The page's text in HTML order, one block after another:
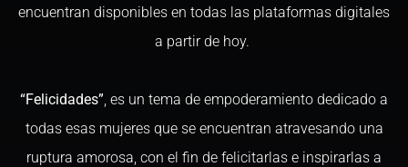
encuentran disponibles en todas las plataformas digitales
a partir de hoy.
“Felicidades”, es un tema de empoderamiento dedicado a
todas esas mujeres que se encuentran atravesando una
ruptura amorosa, con el fin de felicitarlas e inspirarlas a